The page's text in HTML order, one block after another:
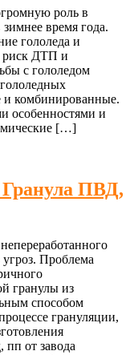
роль в
время года.
гололеда и
риск ДТП и
с гололедом
и комбинированные.
особенностями и
[…]
Гранула ПВД,
Проблема
гранулы из
способом
грануляции,
пп от завода